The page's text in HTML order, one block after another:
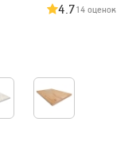
4.714 оценок